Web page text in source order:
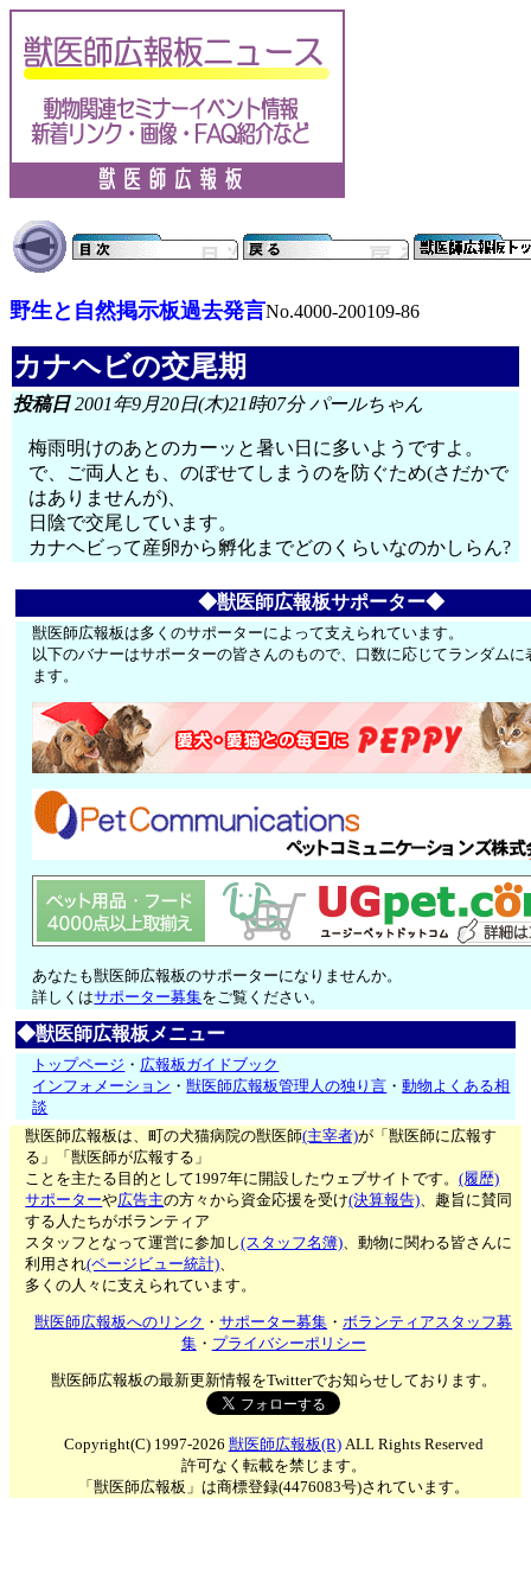
野生と自然掲示板過去発言No.4000-200109-86
カナヘビの交尾期
投稿日2001年9月20日(木)21時07分 パールちゃん
梅雨明けのあとのカーッと暑い日に多いようですよ。
で、ご両人とも、のぼせてしまうのを防ぐため(さだかで
はありませんが)、
日陰で交尾しています。
カナヘビって産卵から孵化までどのくらいなのかしらん?
◆獣医師広報板サポーター◆
獣医師広報板は多くのサポーターによって支えられています。
以下のバナーはサポーターの皆さんのもので、口数に応じてランダムに
ます。
あなたも獣医師広報板のサポーターになりませんか。
詳しくはサポーター募集をご覧ください。
◆獣医師広報板メニュー
トップページ ・ 広報板ガイドブック
インフォメーション ・獣医師広報板管理人の独り言 ・動物よくある相
談
獣医師広報板は、町の犬猫病院の獣医師(主宰者)が「獣医師に広報す
る」「獣医師が広報する」
ことを主たる目的として1997年に開設したウェブサイトです。(履歴)
サポーターや広告主の方々から資金応援を受け(決算報告)、趣旨に賛同
する人たちがボランティア
スタッフとなって運営に参加し(スタッフ名簿)、動物に関わる皆さんに
利用され(ページビュー統計)、
多くの人々に支えられています。
獣医師広報板へのリンク ・サポーター募集 ・ボランティアスタッフ募
集・ プライバシーポリシー
獣医師広報板の最新更新情報をTwitterでお知らせしております。
Copyright(C) 1997-2026 獣医師広報板(R)ALL Rights Reserved
許可なく転載を禁じます。
「獣医師広報板」は商標登録(4476083号)されています。